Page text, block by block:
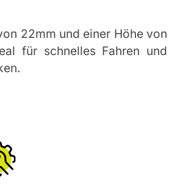
22mm und einer Höhe von
für schnelles Fahren und